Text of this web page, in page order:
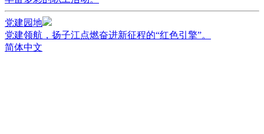
党建园地
党建领航，扬子江点燃奋进新征程的“红色引擎”。
简体中文